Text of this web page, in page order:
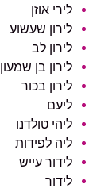
לירי אוזן
לירון שעשוע
לירון לב
לירון בן שמעון
לירון בכור
ליעם
ליהי טולדנו
ליה לפידות
לידור עייש
לידור